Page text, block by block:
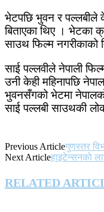
भेटपछि भुवन र पल्लबीले
बिताएका थिए । भेटका
साउथ फिल्म नगरीकाको
साई पल्लवीले नेपाली
उनी केही महिनापछि
भुवनसँगको भेटमा
साई पल्लबी साउथकी
Previous Articleगुणस्तर
Next Articleहाइटेन्सनको
RELATED